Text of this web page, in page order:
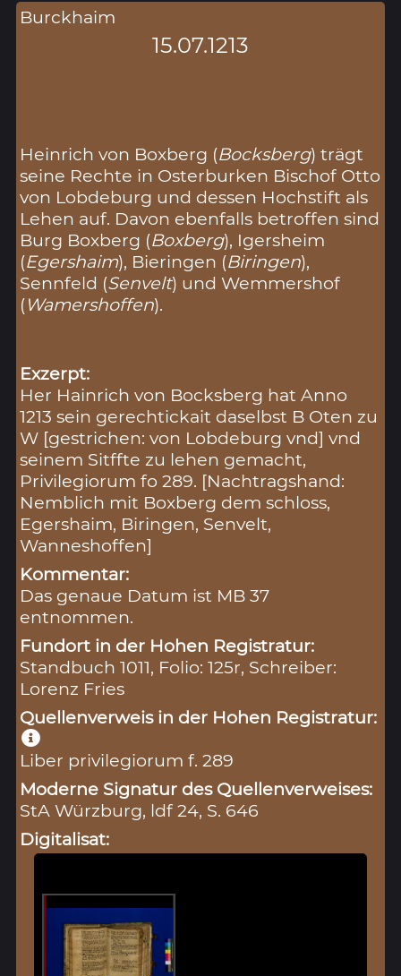
Burckhaim
15.07.1213
Heinrich von Boxberg (Bocksberg) trägt
seine Rechte in Osterburken Bischof Otto
von Lobdeburg und dessen Hochstift als
Lehen auf. Davon ebenfalls betroffen sind
Burg Boxberg (Boxberg), Igersheim
(Egershaim), Bieringen (Biringen),
Sennfeld (Senvelt) und Wemmershof
(Wamershoffen).
Exzerpt:
Her Hainrich von Bocksberg hat Anno
1213 sein gerechtickait daselbst B Oten zu
W [gestrichen: von Lobdeburg vnd] vnd
seinem Sitffte zu lehen gemacht,
Privilegiorum fo 289. [Nachtragshand:
Nemblich mit Boxberg dem schloss,
Egershaim, Biringen, Senvelt,
Wanneshoffen]
Kommentar:
Das genaue Datum ist MB 37
entnommen.
Fundort in der Hohen Registratur:
Standbuch 1011, Folio: 125r, Schreiber:
Lorenz Fries
Quellenverweis in der Hohen Registratur:
Liber privilegiorum f. 289
Moderne Signatur des Quellenverweises:
StA Würzburg, ldf 24, S. 646
Digitalisat: